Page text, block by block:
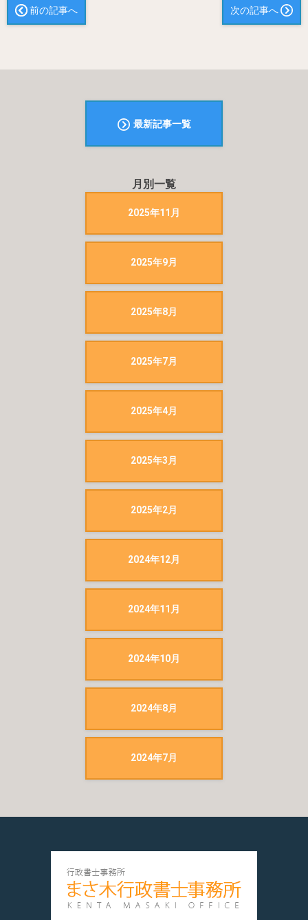
前の記事へ 次の記事へ
最新記事一覧
月別一覧
2025年11月
2025年9月
2025年8月
2025年7月
2025年4月
2025年3月
2025年2月
2024年12月
2024年11月
2024年10月
2024年8月
2024年7月